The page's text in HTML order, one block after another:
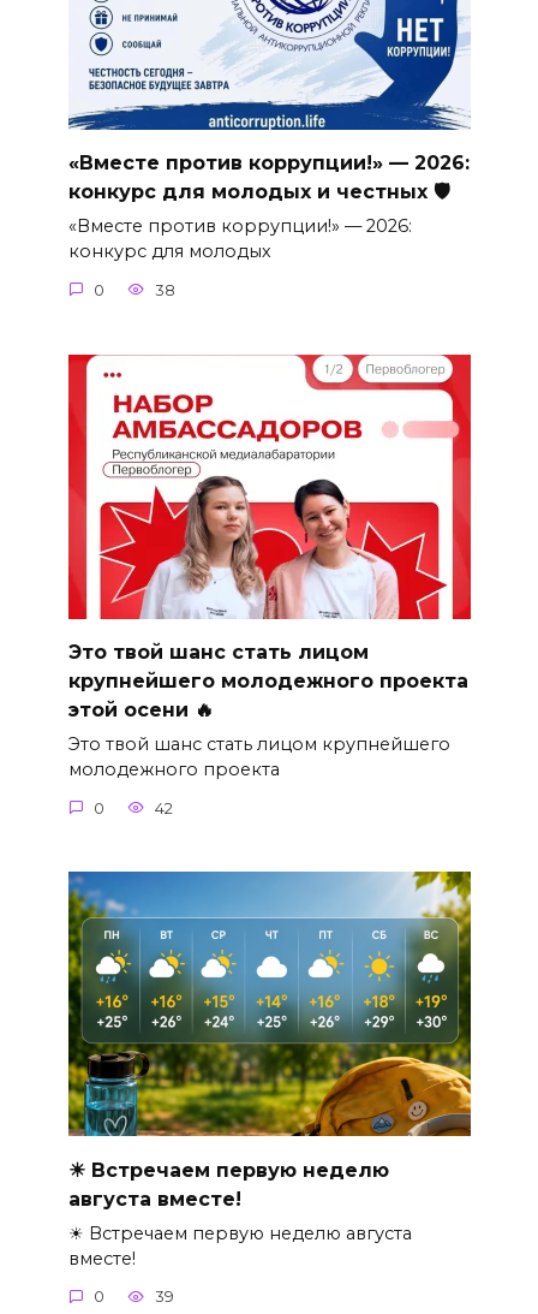
«Вместе против коррупции!» — 2026:
конкурс для молодых и честных 🛡
«Вместе против коррупции!» — 2026:
конкурс для молодых
0 38
Это твой шанс стать лицом
крупнейшего молодежного проекта
этой осени 🔥
Это твой шанс стать лицом крупнейшего
молодежного проекта
0 42
☀ Встречаем первую неделю
августа вместе!
☀ Встречаем первую неделю августа
вместе!
0 39